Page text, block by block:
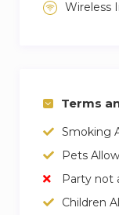
Wireless
Terms
Smoking
Pets
Party not
Children